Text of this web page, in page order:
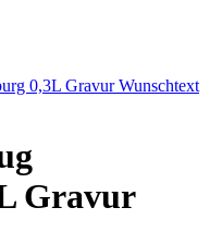
0,3L Gravur Wunschtext
Gravur